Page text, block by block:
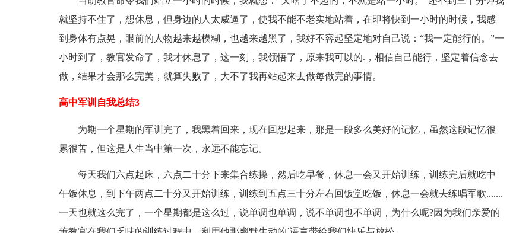
就坚持不住了，想休息，但身边的人太威逼了，使我不能不老实地站着，在即将快到一小时的时候，我感
到身体有点晃，眼前的人物越来越模糊，也越来越黑了，我好不容起坚定地对自己说：“我一定能行的。”一
小时到了，教官发命了，我才休息了，这一刻，我领悟了，原来我可以的.，相信自己能行，坚定着信念去
做，结果才会那么完美，就算失败了，大不了我再站起来去做每做完的事情。
高中军训自我总结3
为期一个星期的军训完了，我黑着回来，现在回想起来，那是一段多么美好的记忆，虽然这段记忆很
累很苦，但这是人生当中第一次，永远不能忘记。
每天我们六点起床，六点二十分下来集合练操，然后吃早餐，休息一会又开始训练，训练完后就吃中
午饭休息，到下午两点二十分又开始训练，训练到五点三十分左右回饭堂吃饭，休息一会就去练唱军歌.......
一天也就这么完了，一个星期都是这么过，说单调也单调，说不单调也不单调，为什么呢?因为我们亲爱的